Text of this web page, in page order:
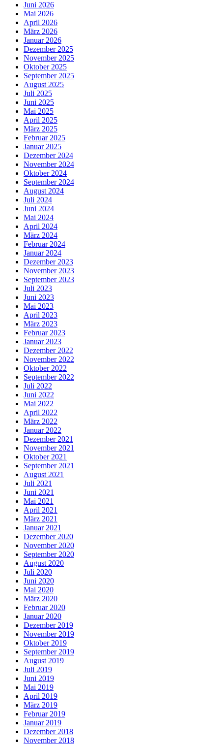
Juni 2026
Mai 2026
April 2026
März 2026
Januar 2026
Dezember 2025
November 2025
Oktober 2025
September 2025
August 2025
Juli 2025
Juni 2025
Mai 2025
April 2025
März 2025
Februar 2025
Januar 2025
Dezember 2024
November 2024
Oktober 2024
September 2024
August 2024
Juli 2024
Juni 2024
Mai 2024
April 2024
März 2024
Februar 2024
Januar 2024
Dezember 2023
November 2023
September 2023
Juli 2023
Juni 2023
Mai 2023
April 2023
März 2023
Februar 2023
Januar 2023
Dezember 2022
November 2022
Oktober 2022
September 2022
Juli 2022
Juni 2022
Mai 2022
April 2022
März 2022
Januar 2022
Dezember 2021
November 2021
Oktober 2021
September 2021
August 2021
Juli 2021
Juni 2021
Mai 2021
April 2021
März 2021
Januar 2021
Dezember 2020
November 2020
September 2020
August 2020
Juli 2020
Juni 2020
Mai 2020
März 2020
Februar 2020
Januar 2020
Dezember 2019
November 2019
Oktober 2019
September 2019
August 2019
Juli 2019
Juni 2019
Mai 2019
April 2019
März 2019
Februar 2019
Januar 2019
Dezember 2018
November 2018